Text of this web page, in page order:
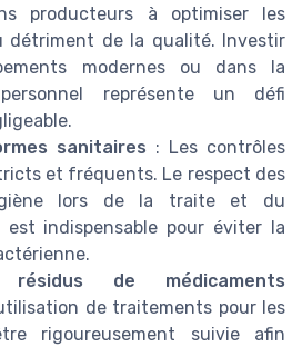
producteurs à optimiser les
détriment de la qualité. Investir
modernes ou dans la
représente un défi
sanitaires : Les contrôles
et fréquents. Le respect des
lors de la traite et du
indispensable pour éviter la
de médicaments
de traitements pour les
rigoureusement suivie afin